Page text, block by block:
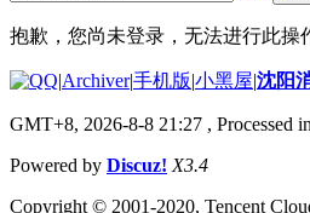
抱歉，您尚未登录，无法进行此操
|Archiver|手机版|小黑屋|沈阳
GMT+8, 2026-8-8 21:27 , Processed
Powered by Discuz! X3.4
Copyright © 2001-2020, Tencent